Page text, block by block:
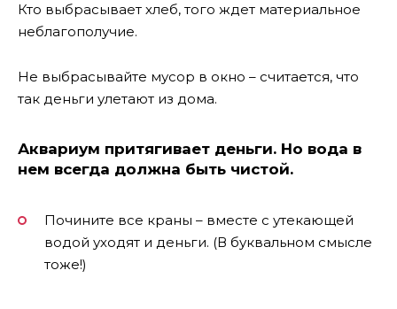
Кто выбрасывает хлеб, того ждет материальное
неблагополучие.
Не выбрасывайте мусор в окно – считается, что
так деньги улетают из дома.
Аквариум притягивает деньги. Но вода в
нем всегда должна быть чистой.
Почините все краны – вместе с утекающей
водой уходят и деньги. (В буквальном смысле
тоже!)